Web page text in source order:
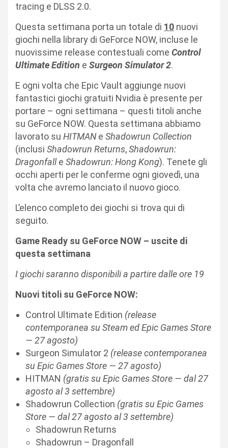
tracing e DLSS 2.0.
Questa settimana porta un totale di 10 nuovi
giochi nella library di GeForce NOW, incluse le
nuovissime release contestuali come Control
Ultimate Edition e Surgeon Simulator 2.
E ogni volta che Epic Vault aggiunge nuovi
fantastici giochi gratuiti Nvidia è presente per
portare – ogni settimana – questi titoli anche
su GeForce NOW. Questa settimana abbiamo
lavorato su HITMANe Shadowrun Collection
(inclusi Shadowrun Returns,Shadowrun:
Dragonfalle Shadowrun: Hong Kong). Tenete gli
occhi aperti per le conferme ogni giovedì, una
volta che avremo lanciato il nuovo gioco.
L’elenco completo dei giochi si trova qui di
seguito.
Game Ready su GeForce NOW – uscite di
questa settimana
I giochi saranno disponibili a partire dalle ore 19
Nuovi titoli su GeForce NOW:
Control Ultimate Edition (release
contemporanea su Steam ed Epic Games Store
— 27 agosto)
Surgeon Simulator 2 (release contemporanea
su Epic Games Store — 27 agosto)
HITMAN (gratis su Epic Games Store — dal 27
agosto al 3 settembre)
Shadowrun Collection (gratis su Epic Games
Store — dal 27 agosto al 3 settembre)
Shadowrun Returns
Shadowrun – Dragonfall